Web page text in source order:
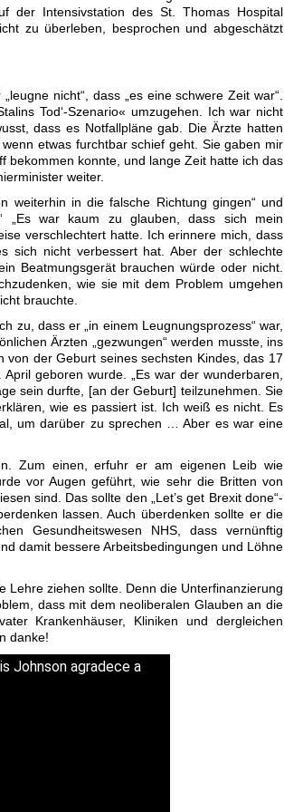
der Intensivstation des St. Thomas Hospital
zu überleben, besprochen und abgeschätzt
nicht“, dass „es eine schwere Zeit war“.
Tod‘-Szenario« umzugehen. Ich war nicht
dass es Notfallpläne gab. Die Ärzte hatten
etwas furchtbar schief geht. Sie gaben mir
bekommen konnte, und lange Zeit hatte ich das
weiter.
weiterhin in die falsche Richtung gingen“ und
war kaum zu glauben, dass sich mein
verschlechtert hatte. Ich erinnere mich, dass
sich nicht verbessert hat. Aber der schlechte
Beatmungsgerät brauchen würde oder nicht.
wie sie mit dem Problem umgehen
brauchte.
zu, dass er „in einem Leugnungsprozess“ war,
Ärzten „gezwungen“ werden musste, ins
der Geburt seines sechsten Kindes, das 17
geboren wurde. „Es war der wunderbaren,
sein durfte, [an der Geburt] teilzunehmen. Sie
wie es passiert ist. Ich weiß es nicht. Es
um darüber zu sprechen … Aber es war eine
Zum einen, erfuhr er am eigenen Leib wie
vor Augen geführt, wie sehr die Britten von
sind. Das sollte den „Let’s get Brexit done“-
lassen. Auch überdenken sollte er die
Gesundheitswesen NHS, dass vernünftig
damit bessere Arbeitsbedingungen und Löhne
Lehre ziehen sollte. Denn die Unterfinanzierung
dass mit dem neoliberalen Glauben an die
Krankenhäuser, Kliniken und dergleichen
danke!
Johnson agradece a